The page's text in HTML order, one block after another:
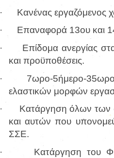
· Κανένας εργαζόμενος
· Επαναφορά 13ου και
· Επίδομα ανεργίας στα
και προϋποθέσεις.
· 7ωρο-5ήμερο-35ωρο,
ελαστικών μορφών
· Κατάργηση όλων των
και αυτών που
ΣΣΕ.
· Κατάργηση του ΦΠΑ